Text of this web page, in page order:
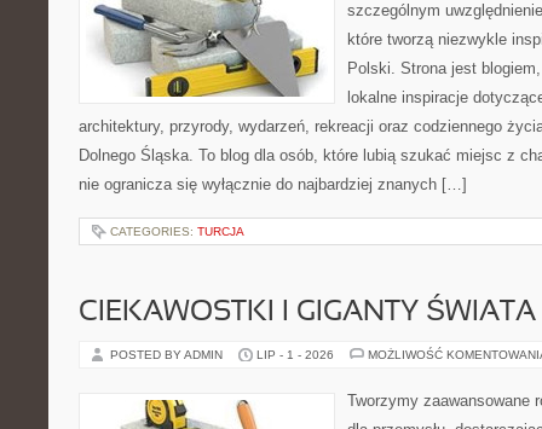
szczególnym
które tworzą niezwykle
Polski. Strona jest
lokalne inspiracje
architektury, przyrody, wydarzeń, rekreacji oraz codziennego
Dolnego Śląska. To blog dla osób, które lubią szukać miejsc z
nie ogranicza się wyłącznie do najbardziej znanych […]
CATEGORIES: TURCJA
CIEKAWOSTKI I GIGANTY ŚWIATA
POSTED BY ADMIN LIP - 1 - 2026 MOŻLIWOŚĆ
Tworzymy zaawansowane